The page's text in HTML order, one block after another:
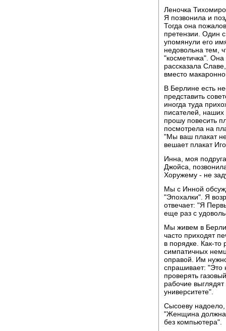
Леночка
Я позвонила и
Тогда она
претензии. Один
упомянули его
недовольна тем,
"косметичка".
рассказала
вместо
В Берлине есть
представить
иногда туда
писателей, наших
прошу повесить
посмотрела на
"Мы ваш плакат
вешает плакат
Инна, моя
Джойса,
Хоружему - не
Мы с Инной
"Эпохалки". Я
отвечает: "Я
еще раз с
Мы живем в
часто приходят
в порядке. Как-то
симпатичных
оправой. Им
спрашивает: "Это
проверять
рабочие
университете".
Сысоеву надоело,
"Женщина должна
без компьютера".